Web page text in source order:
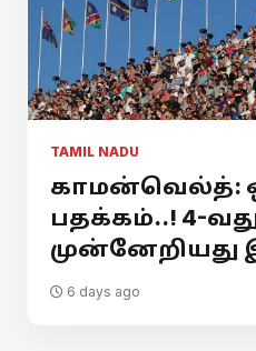
TAMIL NADU
காமன்வெல்த்:
பதக்கம்..! 4-
முன்னேறியது
6 days ago